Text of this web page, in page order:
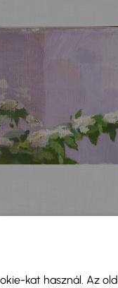
kat használ. Az